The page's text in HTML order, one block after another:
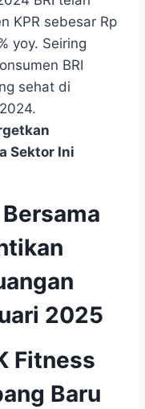
KPR sebesar Rp
yoy. Seiring
BRI
sehat di
Sektor Ini
2025
Fitness
Baru